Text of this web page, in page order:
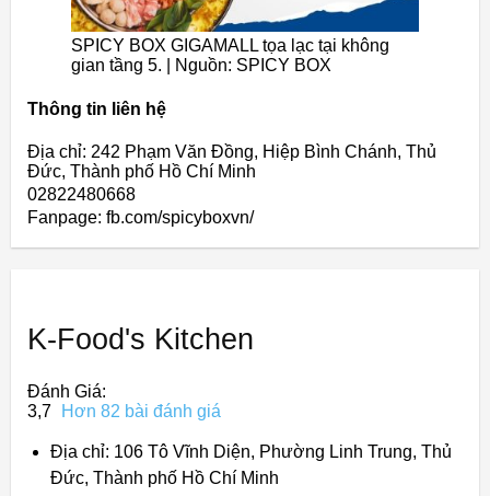
SPICY BOX GIGAMALL tọa lạc tại không
gian tầng 5. | Nguồn: SPICY BOX
Thông tin liên hệ
Địa chỉ: 242 Phạm Văn Đồng, Hiệp Bình Chánh, Thủ
Đức, Thành phố Hồ Chí Minh
02822480668
Fanpage: fb.com/spicyboxvn/
K-Food's Kitchen
Đánh Giá:
3,7
Hơn 82 bài đánh giá
Địa chỉ: 106 Tô Vĩnh Diện, Phường Linh Trung, Thủ
Đức, Thành phố Hồ Chí Minh